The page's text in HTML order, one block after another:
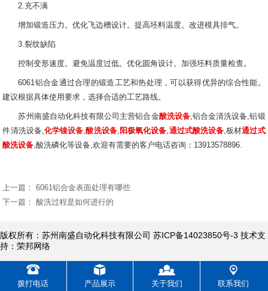
2.充不满
增加锻造压力。优化飞边槽设计。提高坯料温度。改进模具排气。
3.裂纹缺陷
控制变形速度。避免温度过低。优化圆角设计。加强坯料质量检查。
6061铝合金通过合理的锻造工艺和热处理，可以获得优异的综合性能。
建议根据具体使用要求，选择合适的工艺路线。
苏州南盛自动化科技有限公司主营铝合金酸洗设备,铝合金清洗设备,铝锻
件清洗设备, 化学镍设备 ,酸洗设备, 阳极氧化设备 通过式酸洗设备 ,板材通过式
酸洗设备 ,酸洗磷化等设备,欢迎有需要的客户电话咨询：13913578896.
上一篇：6061铝合金表面处理有哪些
下一篇：酸洗过程是如何进行的
版权所有：苏州南盛自动化科技有限公司 苏ICP备14023850号-3 技术支
持：荣邦网络
拨打电话 产品展示 关于我们 联系我们